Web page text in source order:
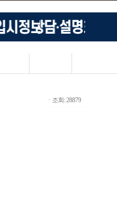
ㆍ조회: 28879